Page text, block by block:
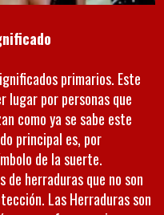
primarios. Este
lugar por personas que
como ya se sabe este
principal es, por
de la suerte.
herraduras que no son
Las Herraduras son